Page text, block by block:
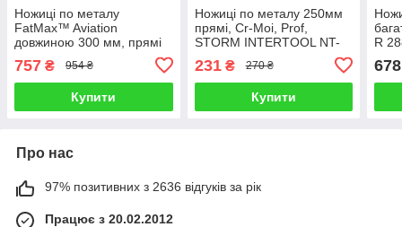
Ножиці по металу
FatMax™ Aviation
довжиною 300 мм, прямі
757 ₴ 954 ₴
Купити
Ножиці по металу 250мм
прямі, Cr-Moі, Prof,
STORM INTERTOOL NT-
231₴ 270 ₴
Купити
R
678
Про нас
97% позитивних з 2636 відгуків за рік
Працює з 20.02.2012